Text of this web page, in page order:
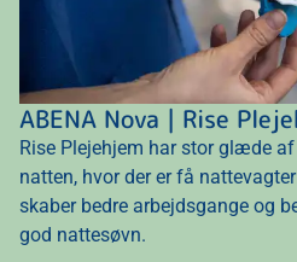
ABENA Nova | Rise
Rise Plejehjem har stor glæde
natten, hvor der er få
skaber bedre arbejdsgange og
god nattesøvn.